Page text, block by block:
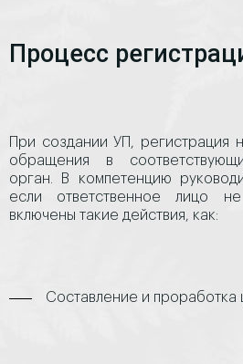
Процесс
При создании УП, регистрация
обращения в
орган. В компетенцию
если ответственное лицо не
включены такие действия, как:
Составление и проработка